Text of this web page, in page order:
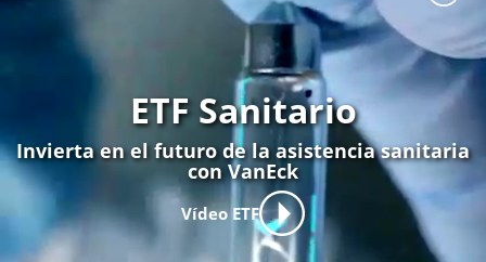
ETF Sanitario
Invierta en el futuro de la asistencia sanitaria
con VanEck
Vídeo ETF